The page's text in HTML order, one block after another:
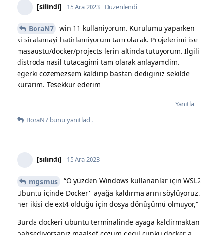
[silindi] 15 Ara 2023 Düzenlendi
BoraN7
win 11 kullaniyorum. Kurulumu yaparken
ki siralamayi hatirlamiyorum tam olarak. Projelerimi ise
masaustu/docker/projects lerin altinda tutuyorum. Ilgili
distroda nasil tutacagimi tam olarak anlayamdim.
egerki cozemezsem kaldirip bastan dediginiz sekilde
kurarim. Tesekkur ederim
Yanıtla
BoraN7 bunu yanıtladı.
[silindi] 15 Ara 2023
mgsmus
“O yüzden Windows kullananlar için WSL2
Ubuntu içinde Docker'ı ayağa kaldırmalarını söylüyoruz,
her ikisi de ext4 olduğu için dosya dönüşümü olmuyor,“
Burda dockeri ubuntu terminalinde ayaga kaldirmaktan